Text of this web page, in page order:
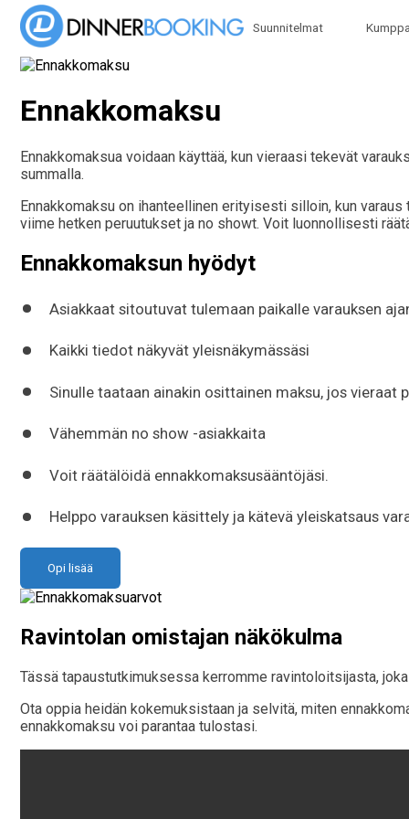
Suunnitelmat
Ennakkomaksu
Ennakkomaksua voidaan käyttää, kun vieraasi tekevät
summalla.
Ennakkomaksu on ihanteellinen erityisesti silloin, kun
viime hetken peruutukset ja no showt. Voit luonnollisesti
Ennakkomaksun hyödyt
Asiakkaat sitoutuvat tulemaan paikalle varauksen
Kaikki tiedot näkyvät yleisnäkymässäsi
Sinulle taataan ainakin osittainen maksu, jos vieraat
Vähemmän no show -asiakkaita
Voit räätälöidä ennakkomaksusääntöjäsi.
Helppo varauksen käsittely ja kätevä yleiskatsaus
Opi lisää
Ravintolan omistajan näkökulma
Tässä tapaustutkimuksessa kerromme ravintoloitsijasta,
Ota oppia heidän kokemuksistaan ja selvitä, miten
ennakkomaksu voi parantaa tulostasi.